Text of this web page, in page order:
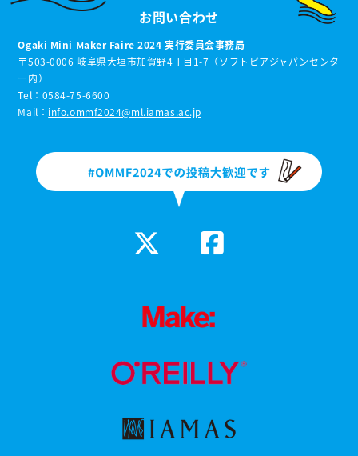
お問い合わせ
Ogaki Mini Maker Faire 2024 実行委員会事務局
〒503-0006 岐阜県大垣市加賀野4丁目1-7（ソフトピアジャパンセンタ
ー内）
Tel：0584-75-6600
Mail： info.ommf2024@ml.iamas.ac.jp